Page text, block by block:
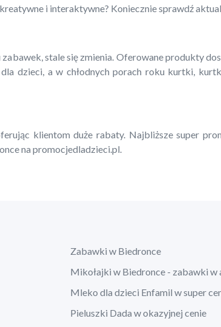
i interaktywne? Koniecznie sprawdź
stale się zmienia. Oferowane produkty
dzieci, a w chłodnych porach roku kurtki,
klientom duże rabaty. Najbliższe super
na promocjedladzieci.pl.
Zabawki w Biedronce
Mikołajki w Biedronce - zabawki w
Mleko dla dzieci Enfamil w super
Pieluszki Dada w okazyjnej cenie